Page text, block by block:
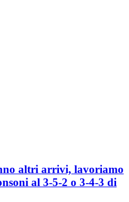
altri arrivi, lavoriamo
al 3-5-2 o 3-4-3 di